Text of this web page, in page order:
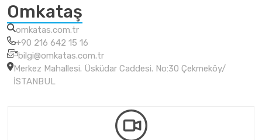
Omkataş
omkatas.com.tr
+90 216 642 15 16
bilgi@omkatas.com.tr
Merkez Mahallesi. Üsküdar Caddesi. No:30 Çekmeköy/
İSTANBUL